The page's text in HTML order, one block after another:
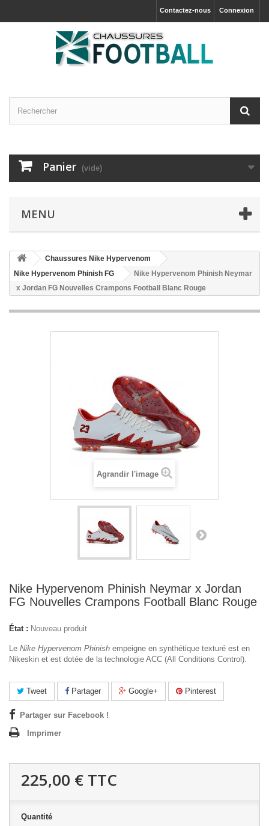
Connexion
Contactez-nous
Panier (vide)
MENU
Chaussures Nike Hypervenom
Nike Hypervenom Phinish FG
Nike Hypervenom Phinish Neymar
x Jordan FG Nouvelles Crampons Football Blanc Rouge
Agrandir l'image
Nike Hypervenom Phinish Neymar x Jordan
FG Nouvelles Crampons Football Blanc Rouge
État : Nouveau produit
Le Nike Hypervenom Phinish empeigne en synthétique texturé est en
Nikeskin et est dotée de la technologie ACC (All Conditions Control).
Tweet Partager Google+ Pinterest
Partager sur Facebook !
Imprimer
225,00 € TTC
Quantité